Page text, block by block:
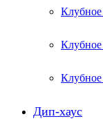
Клубное
Дип-хаус